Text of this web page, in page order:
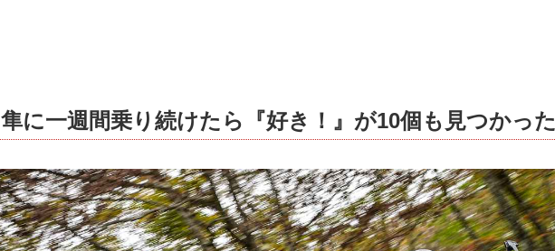
隼に一週間乗り続けたら『好き！』が10個も見つかった